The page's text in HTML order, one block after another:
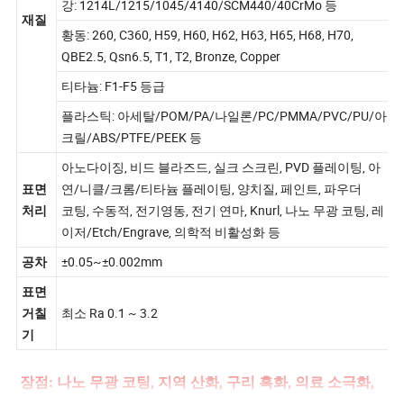
강: 1214L/1215/1045/4140/SCM440/40CrMo 등
황동: 260, C360, H59, H60, H62, H63, H65, H68, H70,
QBE2.5, Qsn6.5, T1, T2, Bronze, Copper
티타늄: F1-F5 등급
플라스틱: 아세탈/POM/PA/나일론/PC/PMMA/PVC/PU/아
크릴/ABS/PTFE/PEEK 등
표면
아노다이징, 비드 블라즈드, 실크 스크린, PVD 플레이팅, 아
연/니클/크롬/티타늄 플레이팅, 양치질, 페인트, 파우더
코팅, 수동적, 전기영동, 전기 연마, Knurl, 나노 무광 코팅, 레
이저/Etch/Engrave, 의학적 비활성화 등
공차
표면
거칠
장점: 나노 무광 코팅, 지역 산화, 구리 흑화, 의료 소극화,